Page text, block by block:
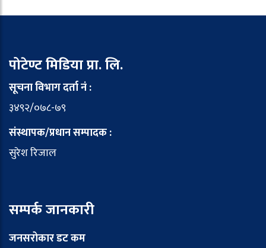
पोटेण्ट मिडिया प्रा. लि.
सूचना विभाग दर्ता नं :
३४९२/०७८-७९
संस्थापक/प्रधान सम्पादक :
सुरेश रिजाल
सम्पर्क जानकारी
जनसरोकार डट कम